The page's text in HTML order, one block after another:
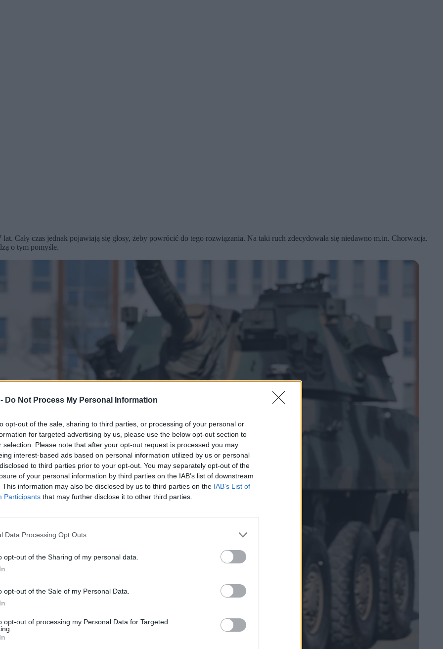
Do Not Process My Personal Information
opt-out of the sale, sharing to third parties, or processing of your personal or
for targeted advertising by us, please use the below opt-out section to
selection. Please note that after your opt-out request is processed you may
interest-based ads based on personal information utilized by us or personal
to third parties prior to your opt-out. You may separately opt-out of the
of your personal information by third parties on the IAB’s list of downstream
This information may also be disclosed by us to third parties on the IAB’s List of
Participants that may further disclose it to other third parties.
Data Processing Opt Outs
opt-out of the Sharing of my personal data.
opt-out of the Sale of my Personal Data.
opt-out of processing my Personal Data for Targeted
Cały czas jednak pojawiają się głosy, żeby powrócić do tego rozwiązania. Na taki ruch zdecydowała się niedawno m.in. Chorwacja.
o tym pomyśle.